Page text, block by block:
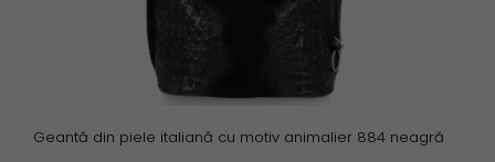
Geantă din piele italiană cu motiv animalier 884 neagră